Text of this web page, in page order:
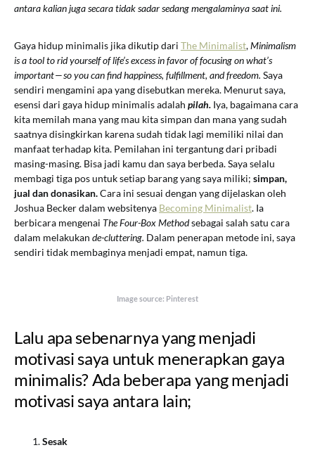
antara kalian juga secara tidak sadar sedang mengalaminya saat ini.
Gaya hidup minimalis jika dikutip dari The Minimalist,Minimalism
is a tool to rid yourself of life’s excess in favor of focusing on what’s
important — so you can find happiness, fulfillment, and freedom. Saya
sendiri mengamini apa yang disebutkan mereka. Menurut saya,
esensi dari gaya hidup minimalis adalah pilah. Iya, bagaimana cara
kita memilah mana yang mau kita simpan dan mana yang sudah
saatnya disingkirkan karena sudah tidak lagi memiliki nilai dan
manfaat terhadap kita. Pemilahan ini tergantung dari pribadi
masing-masing. Bisa jadi kamu dan saya berbeda. Saya selalu
membagi tiga pos untuk setiap barang yang saya miliki; simpan,
jual dan donasikan.Cara ini sesuai dengan yang dijelaskan oleh
Joshua Becker dalam websitenya Becoming Minimalist. Ia
berbicara mengenai The Four-Box Methodsebagai salah satu cara
dalam melakukan de-cluttering. Dalam penerapan metode ini, saya
sendiri tidak membaginya menjadi empat, namun tiga.
Image source: Pinterest
Lalu apa sebenarnya yang menjadi
motivasi saya untuk menerapkan gaya
minimalis? Ada beberapa yang menjadi
motivasi saya antara lain;
Sesak